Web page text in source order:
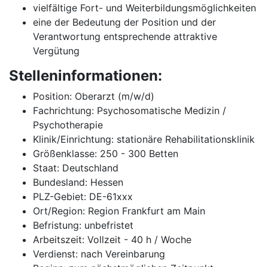
vielfältige Fort- und Weiterbildungsmöglichkeiten
eine der Bedeutung der Position und der
Verantwortung entsprechende attraktive
Vergütung
Stelleninformationen:
Position: Oberarzt (m/w/d)
Fachrichtung: Psychosomatische Medizin /
Psychotherapie
Klinik/Einrichtung: stationäre Rehabilitationsklinik
Größenklasse: 250 - 300 Betten
Staat: Deutschland
Bundesland: Hessen
PLZ-Gebiet: DE-61xxx
Ort/Region: Region Frankfurt am Main
Befristung: unbefristet
Arbeitszeit: Vollzeit - 40 h / Woche
Verdienst: nach Vereinbarung